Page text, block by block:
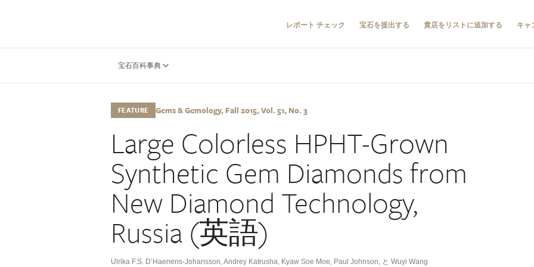
レポート チェック 宝石を提出する 貴店をリストに追加する キャ
宝石百科事典
FEATURE Gems & Gemology, Fall 2015, Vol. 51, No. 3
Large Colorless HPHT-Grown
Synthetic Gem Diamonds from
New Diamond Technology,
Russia (英語)
Ulrika F.S. D’Haenens-Johansson,Andrey Katrusha, Kyaw Soe Moe, Paul Johnson, と Wuyi Wang